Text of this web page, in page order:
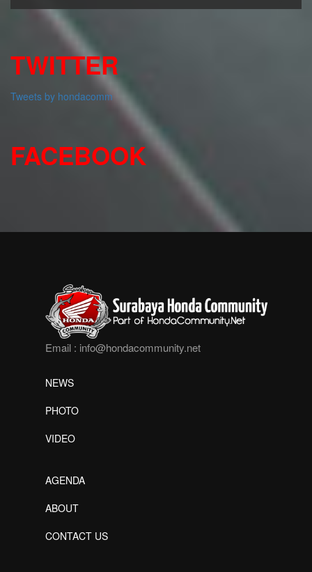
TWITTER
Tweets by hondacomm
FACEBOOK
Email : info@hondacommunity.net
NEWS
PHOTO
VIDEO
AGENDA
ABOUT
CONTACT US